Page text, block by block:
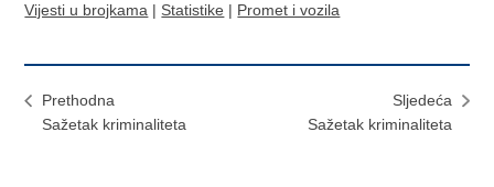
Vijesti u brojkama | Statistike | Promet i vozila
Prethodna
Sažetak kriminaliteta
Sljedeća
Sažetak kriminaliteta